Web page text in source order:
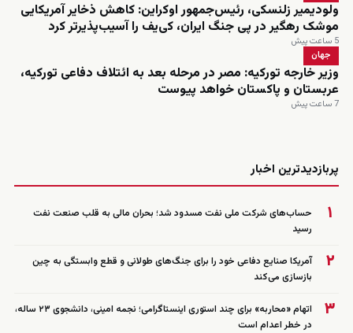
ولودیمیر زلنسکی، رئیس‌جمهور اوکراین: کاهش ذخایر آمریکایی
موشک رهگیر در پی جنگ ایران، کی‌یف را آسیب‌پذیرتر کرد
5 ساعت پیش
جهان
وزیر خارجه تورکیه: مصر در مرحله بعد به ائتلاف دفاعی تورکیه،
عربستان و پاکستان خواهد پیوست
7 ساعت پیش
پربازدیدترین اخبار
۱
حساب‌های شرکت ملی نفت مسدود شد؛ بحران مالی به قلب صنعت نفت
رسید
۲
آمریکا صنایع دفاعی خود را برای جنگ‌های طولانی و قطع وابستگی به چین
بازسازی می‌کند
۳
اتهام «محاربه» برای چند استوری اینستاگرامی؛ نجمه امینی، دانشجوی ۲۳ ساله،
در خطر اعدام است